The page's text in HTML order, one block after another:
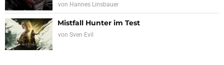
von Hannes Linsbauer
Mistfall Hunter im Test
von Sven Evil